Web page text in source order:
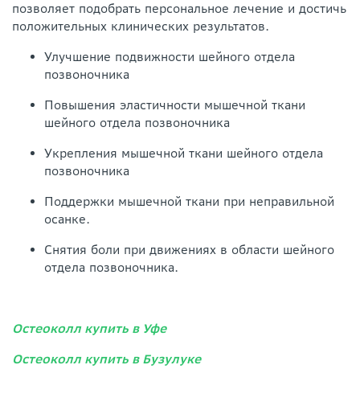
позволяет подобрать персональное лечение и достичь
положительных клинических результатов.
Улучшение подвижности шейного отдела
позвоночника
Повышения эластичности мышечной ткани
шейного отдела позвоночника
Укрепления мышечной ткани шейного отдела
позвоночника
Поддержки мышечной ткани при неправильной
осанке.
Снятия боли при движениях в области шейного
отдела позвоночника.
Остеоколл купить в Уфе
Остеоколл купить в Бузулуке